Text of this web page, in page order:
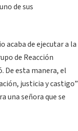
de sus
acaba de ejecutar a la
de Reacción
De esta manera, el
justicia y castigo”
una señora que se